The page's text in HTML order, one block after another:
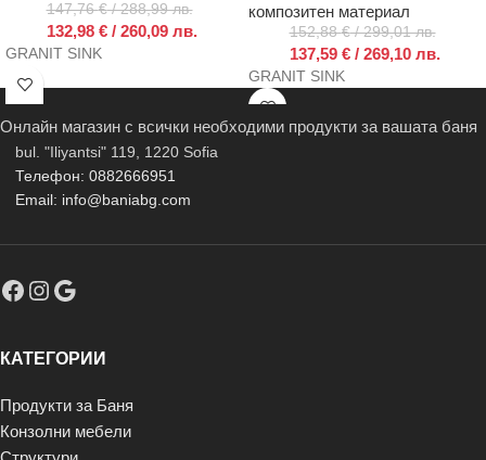
147,76€/ 288,99 лв.
132,98 €/ 260,09 лв.
GRANIT SINK
композитен материал
152,88€/ 299,01 лв.
137,59 €/ 269,10 лв.
GRANIT SINK
Онлайн магазин с всички необходими продукти за вашата баня
bul. "Iliyantsi" 119, 1220 Sofia
Телефон: 0882666951
Email: info@baniabg.com
КАТЕГОРИИ
Продукти за Баня
Конзолни мебели